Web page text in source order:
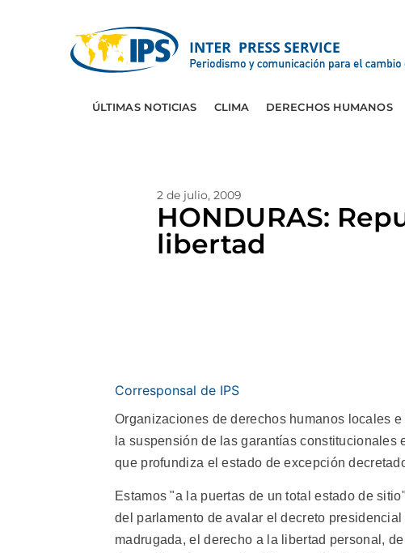
ÚLTIMAS NOTICIAS CLIMA DERECHOS HUMANOS
2 de julio, 2009
HONDURAS:
libertad
Corresponsal de IPS
Organizaciones de derechos humanos locales
la suspensión de las garantías
que profundiza el estado de excepción
Estamos "a la puertas de un total estado de
del parlamento de avalar el decreto
madrugada, el derecho a la libertad personal,